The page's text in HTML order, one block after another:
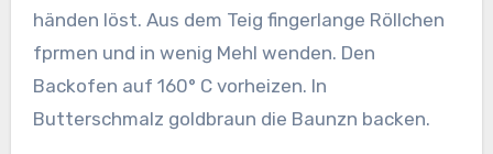
händen löst. Aus dem Teig fingerlange Röllchen
fprmen und in wenig Mehl wenden. Den
Backofen auf 160° C vorheizen. In
Butterschmalz goldbraun die Baunzn backen.